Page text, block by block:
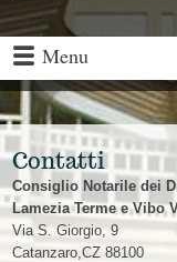
Menu
Contatti
Consiglio Notarile dei
Lamezia Terme e Vibo
Via S. Giorgio, 9
Catanzaro,CZ 88100